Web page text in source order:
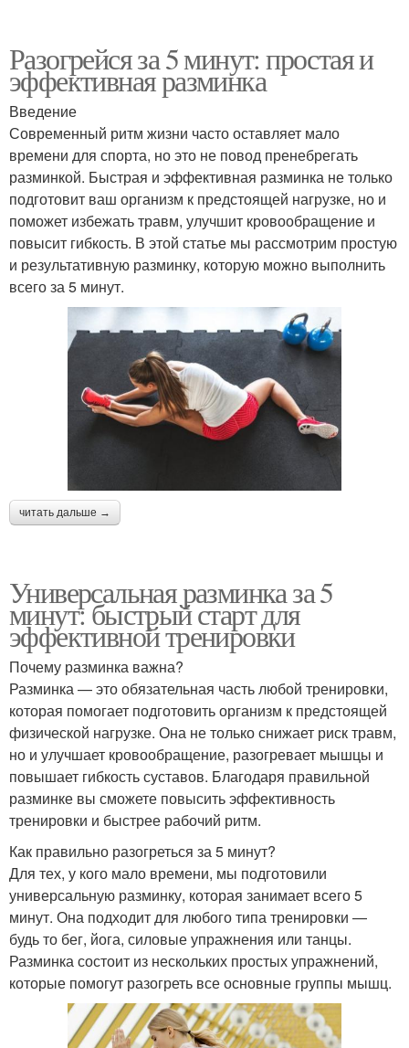
Разогрейся за 5 минут: простая и
эффективная разминка
Введение
Современный ритм жизни часто оставляет мало
времени для спорта, но это не повод пренебрегать
разминкой. Быстрая и эффективная разминка не только
подготовит ваш организм к предстоящей нагрузке, но и
поможет избежать травм, улучшит кровообращение и
повысит гибкость. В этой статье мы рассмотрим простую
и результативную разминку, которую можно выполнить
всего за 5 минут.
читать дальше →
Универсальная разминка за 5
минут: быстрый старт для
эффективной тренировки
Почему разминка важна?
Разминка — это обязательная часть любой тренировки,
которая помогает подготовить организм к предстоящей
физической нагрузке. Она не только снижает риск травм,
но и улучшает кровообращение, разогревает мышцы и
повышает гибкость суставов. Благодаря правильной
разминке вы сможете повысить эффективность
тренировки и быстрее рабочий ритм.
Как правильно разогреться за 5 минут?
Для тех, у кого мало времени, мы подготовили
универсальную разминку, которая занимает всего 5
минут. Она подходит для любого типа тренировки —
будь то бег, йога, силовые упражнения или танцы.
Разминка состоит из нескольких простых упражнений,
которые помогут разогреть все основные группы мышц.